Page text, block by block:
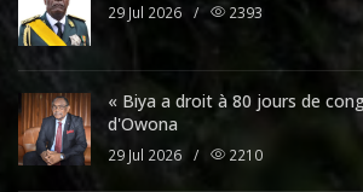
29 Jul 2026 / 2393
« Biya a droit à 80 jours de
d'Owona
29 Jul 2026 / 2210